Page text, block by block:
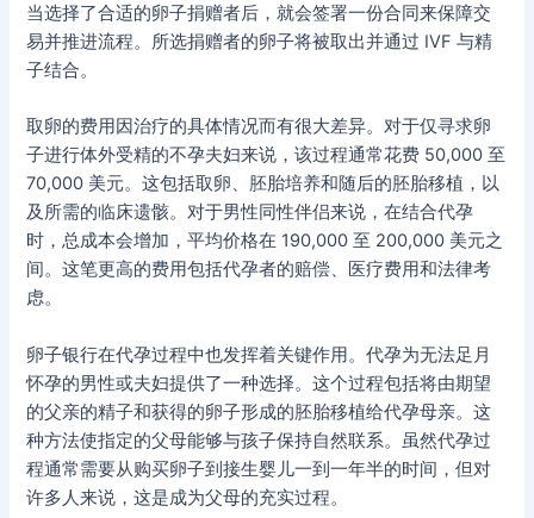
当选择了合适的卵子捐赠者后，就会签署一份合同来保障交
易并推进流程。所选捐赠者的卵子将被取出并通过 IVF 与精
子结合。
取卵的费用因治疗的具体情况而有很大差异。对于仅寻求卵
子进行体外受精的不孕夫妇来说，该过程通常花费 50,000 至
70,000 美元。这包括取卵、胚胎培养和随后的胚胎移植，以
及所需的临床遗骸。对于男性同性伴侣来说，在结合代孕
时，总成本会增加，平均价格在 190,000 至 200,000 美元之
间。这笔更高的费用包括代孕者的赔偿、医疗费用和法律考
虑。
卵子银行在代孕过程中也发挥着关键作用。代孕为无法足月
怀孕的男性或夫妇提供了一种选择。这个过程包括将由期望
的父亲的精子和获得的卵子形成的胚胎移植给代孕母亲。这
种方法使指定的父母能够与孩子保持自然联系。虽然代孕过
程通常需要从购买卵子到接生婴儿一到一年半的时间，但对
许多人来说，这是成为父母的充实过程。